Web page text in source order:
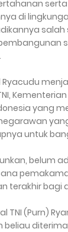
di
salah
yang
untuk
belum
terakhir bagi
TNI (Purn)
diterima